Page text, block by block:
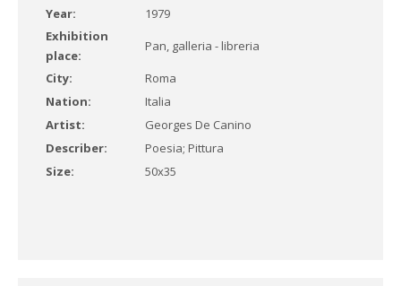
Year:
1979
Exhibition
place:
Pan, galleria - libreria
City:
Roma
Nation:
Italia
Artist:
Georges De Canino
Describer:
Poesia; Pittura
Size:
50x35